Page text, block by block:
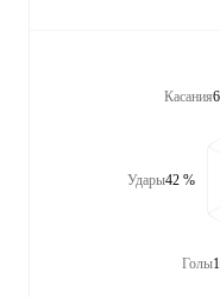
Касания
Удары42 %
Голы